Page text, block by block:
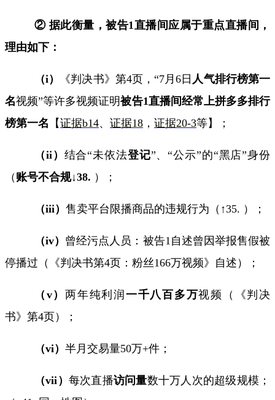
② 据此衡量，被告1 直播间应属于重点直播间，
理由如下：
（i） 《判决书》第4页，“7 月6日 人气排行榜第一
名视频”等许多视频证明被告1直播间经常上拼多多排行
榜第一名 【证据b14、 证据18 ， 证据20-3等】；
（ii ） 结合“未依法登记”、“公示”的“黑店”身份
（ 账号不合规↓38. ）；
（iii） 售卖平台限播商品的违规行为（↑35. ）；
（iv） 曾经污点人员：被告1 自述曾因举报售假被
停播过（《判决书第4页：粉丝166万视频》自述）；
（ v）两年纯利润一千八百多万视频（《判决
书》第4页）；
（vi） 半月交易量50万+件；
（vii ） 每次直播访问量数十万人次的超级规模；